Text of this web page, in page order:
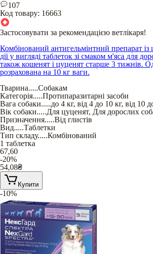
107
Код товару: 16663
Застосовувати за рекомендацією ветлікаря!
Комбінований антигельмінтний препарат
дії у вигляді таблеток зі смаком м'яса для
також кошенят і цуценят старше 3 тижнів.
розрахована на 10 кг ваги.
Тварина.....Собакам
Категорія.....Протипаразитарні засоби
Вага собаки.....до 4 кг, від 4 до 10 кг, від 10
Вік собаки.....Для цуценят, Для дорослих
Призначення.....Від глистів
Вид.....Таблетки
Тип складу.....Комбінований
1 таблетка
67,60
-20%
54,08₴
Купити
-10%